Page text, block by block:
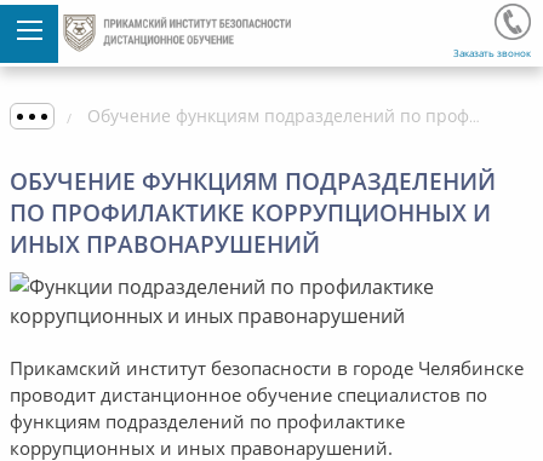
Заказать звонок
Обучение функциям подразделений по профилактике коррупционных и иных правонарушений
ОБУЧЕНИЕ ФУНКЦИЯМ ПОДРАЗДЕЛЕНИЙ
ПО ПРОФИЛАКТИКЕ КОРРУПЦИОННЫХ И
ИНЫХ ПРАВОНАРУШЕНИЙ
Прикамский институт безопасности в городе Челябинске
проводит дистанционное обучение специалистов по
функциям подразделений по профилактике
коррупционных и иных правонарушений.